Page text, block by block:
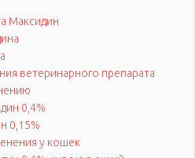
Максидин
ветеринарного препарата
0,4%
0,15%
у кошек